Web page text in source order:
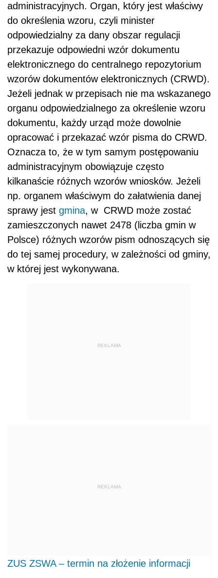
administracyjnych. Organ, który jest właściwy
do określenia wzoru, czyli minister
odpowiedzialny za dany obszar regulacji
przekazuje odpowiedni wzór dokumentu
elektronicznego do centralnego repozytorium
wzorów dokumentów elektronicznych (CRWD).
Jeżeli jednak w przepisach nie ma wskazanego
organu odpowiedzialnego za określenie wzoru
dokumentu, każdy urząd może dowolnie
opracować i przekazać wzór pisma do CRWD.
Oznacza to, że w tym samym postępowaniu
administracyjnym obowiązuje często
kilkanaście różnych wzorów wniosków. Jeżeli
np. organem właściwym do załatwienia danej
sprawy jest gmina, w CRWD może zostać
zamieszczonych nawet 2478 (liczba gmin w
Polsce) różnych wzorów pism odnoszących się
do tej samej procedury, w zależności od gminy,
w której jest wykonywana.
REKLAMA
REKLAMA
ZUS ZSWA – termin na złożenie informacji